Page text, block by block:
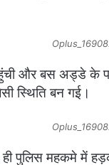
और बस अड्डे के
स्थिति बन गई।
ही पुलिस महकमे में